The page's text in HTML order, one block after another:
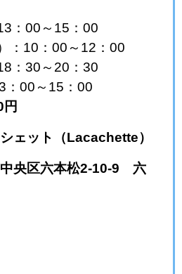
：00～15：00
：10：00～12：00
：30～20：30
：00～15：00
円
ェット（Lacachette）
中央区六本松2-10-9 六